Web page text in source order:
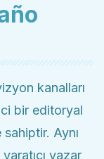
kanalları
bir editoryal
sahiptir. Aynı
yazar